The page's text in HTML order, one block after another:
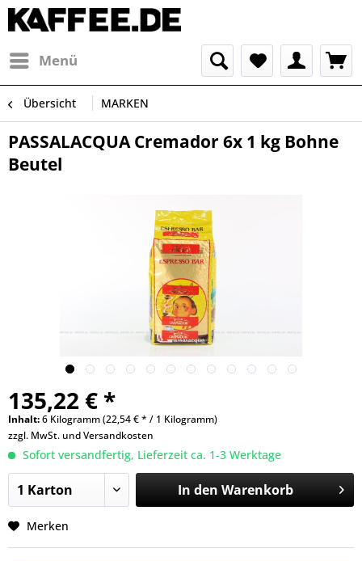
Menü
Übersicht MARKEN
PASSALACQUA Cremador 6x 1 kg Bohne
Beutel
135,22 € *
Inhalt:6 Kilogramm (22,54 € * / 1 Kilogramm)
zzgl. MwSt. undVersandkosten
Sofort versandfertig, Lieferzeit ca. 1-3 Werktage
In den Warenkorb
Merken